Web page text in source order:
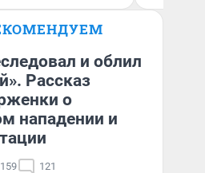
и облил
Рассказ
о
нападении и
121